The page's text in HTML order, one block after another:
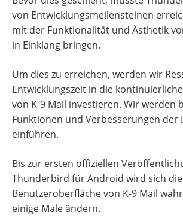
von Entwicklungsmeilensteinen
mit der Funktionalität und Ästhetik
in Einklang bringen.
Um dies zu erreichen, werden wir
Entwicklungszeit in die
von K-9 Mail investieren. Wir werden
Funktionen und Verbesserungen der
einführen.
Bis zur ersten offiziellen
Thunderbird für Android wird sich die
Benutzeroberfläche von K-9 Mail
einige Male ändern.